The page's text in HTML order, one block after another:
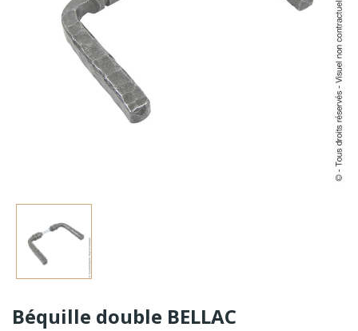
Béquille double BELLAC